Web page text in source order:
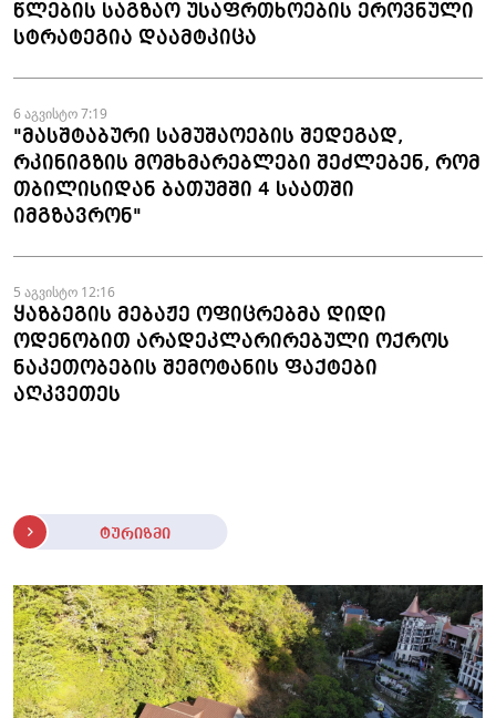
წლების საგზაო უსაფრთხოების ეროვნული
სტრატეგია დაამტკიცა
6 აგვისტო 7:19
"მასშტაბური სამუშაოების შედეგად,
რკინიგზის მომხმარებლები შეძლებენ, რომ
თბილისიდან ბათუმში 4 საათში
იმგზავრონ"
5 აგვისტო 12:16
ყაზბეგის მებაჟე ოფიცრებმა დიდი
ოდენობით არადეკლარირებული ოქროს
ნაკეთობების შემოტანის ფაქტები
აღკვეთეს
ტურიზმი